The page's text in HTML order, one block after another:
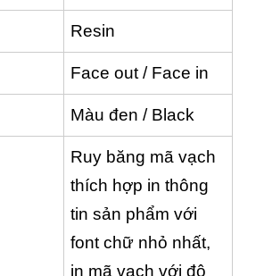
Resin
Face out / Face in
Màu đen / Black
Ruy băng mã vạch
thích hợp in thông
tin sản phẩm với
font chữ nhỏ nhất,
in mã vạch với độ